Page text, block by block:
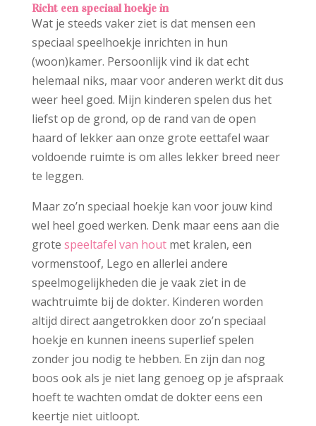
Richt een speciaal hoekje in
Wat je steeds vaker ziet is dat mensen een
speciaal speelhoekje inrichten in hun
(woon)kamer. Persoonlijk vind ik dat echt
helemaal niks, maar voor anderen werkt dit dus
weer heel goed. Mijn kinderen spelen dus het
liefst op de grond, op de rand van de open
haard of lekker aan onze grote eettafel waar
voldoende ruimte is om alles lekker breed neer
te leggen.
Maar zo’n speciaal hoekje kan voor jouw kind
wel heel goed werken. Denk maar eens aan die
grote speeltafel van houtmet kralen, een
vormenstoof, Lego en allerlei andere
speelmogelijkheden die je vaak ziet in de
wachtruimte bij de dokter. Kinderen worden
altijd direct aangetrokken door zo’n speciaal
hoekje en kunnen ineens superlief spelen
zonder jou nodig te hebben. En zijn dan nog
boos ook als je niet lang genoeg op je afspraak
hoeft te wachten omdat de dokter eens een
keertje niet uitloopt.